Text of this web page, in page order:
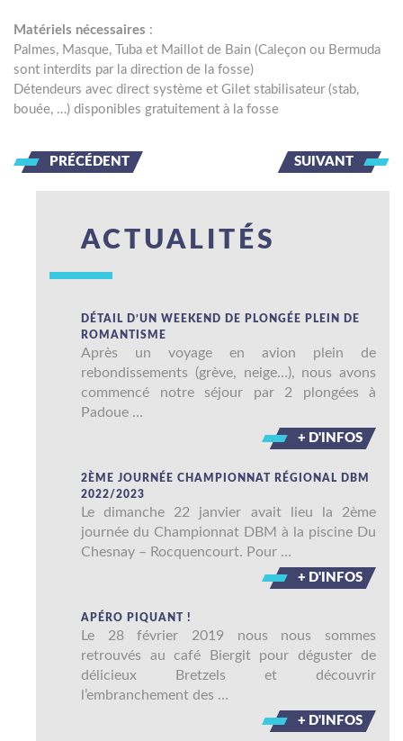
Matériels nécessaires :
Palmes, Masque, Tuba et Maillot de Bain (Caleçon ou Bermuda
sont interdits par la direction de la fosse)
Détendeurs avec direct système et Gilet stabilisateur (stab,
bouée, …) disponibles gratuitement à la fosse
PRÉCÉDENT SUIVANT
ACTUALITÉS
DÉTAIL D’UN WEEKEND DE PLONGÉE PLEIN DE
ROMANTISME
Après un voyage en avion plein de
rebondissements (grève, neige…), nous avons
commencé notre séjour par 2 plongées à
Padoue …
+ D'INFOS
2ÈME JOURNÉE CHAMPIONNAT RÉGIONAL DBM
2022/2023
Le dimanche 22 janvier avait lieu la 2ème
journée du Championnat DBM à la piscine Du
Chesnay – Rocquencourt. Pour …
+ D'INFOS
APÉRO PIQUANT !
Le 28 février 2019 nous nous sommes
retrouvés au café Biergit pour déguster de
délicieux Bretzels et découvrir
l’embranchement des …
+ D'INFOS